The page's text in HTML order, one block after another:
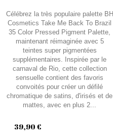
Célébrez la très populaire palette BH
Cosmetics Take Me Back To Brazil
35 Color Pressed Pigment Palette,
maintenant réimaginée avec 5
teintes super pigmentées
supplémentaires. Inspirée par le
carnaval de Rio, cette collection
sensuelle contient des favoris
convoités pour créer un défilé
chromatique de satins, d'irisés et de
mattes, avec en plus 2...
39,90 €